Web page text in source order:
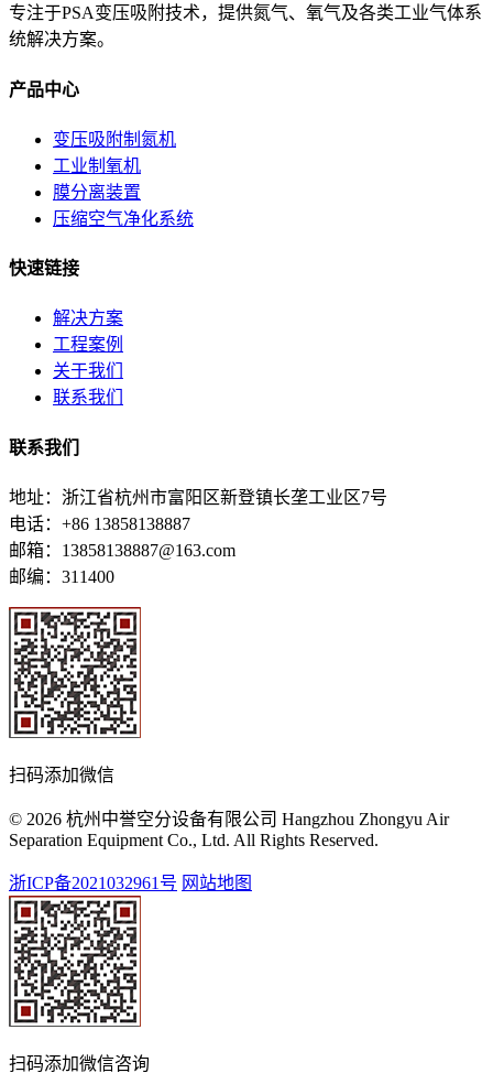
专注于PSA变压吸附技术，提供氮气、氧气及各类工业气体系
统解决方案。
产品中心
变压吸附制氮机
工业制氧机
膜分离装置
压缩空气净化系统
快速链接
解决方案
工程案例
关于我们
联系我们
联系我们
地址：浙江省杭州市富阳区新登镇长垄工业区7号
电话：+86 13858138887
邮箱：13858138887@163.com
邮编：311400
扫码添加微信
© 2026 杭州中誉空分设备有限公司 Hangzhou Zhongyu Air
Separation Equipment Co., Ltd. All Rights Reserved.
浙ICP备2021032961号 网站地图
扫码添加微信咨询